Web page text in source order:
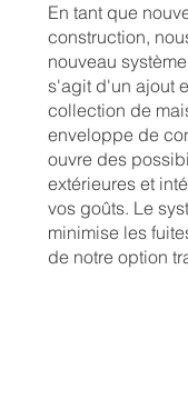
En tant que
construction,
nouveau
s'agit d'un ajout
collection de
enveloppe de
ouvre des
extérieures et
vos goûts. Le
minimise les
de notre option